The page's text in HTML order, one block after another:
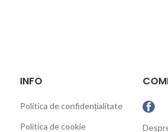
INFO
Politica de confidențialitate
Politica de cookie